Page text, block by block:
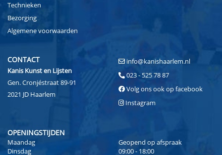
Technieken
Bezorging
Algemene voorwaarden
CONTACT
Kanis Kunst en Lijsten
Gen. Cronjéstraat 89-91
2021 JD Haarlem
info@kanishaarlem.nl
023 - 525 78 87
Volg ons ook op facebook
Instagram
OPENINGSTIJDEN
Maandag
Geopend op afspraak
Dinsdag
09:00 - 18:00